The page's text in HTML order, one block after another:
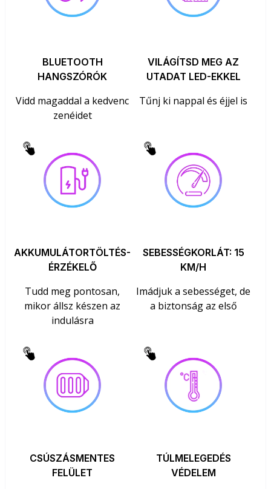
BLUETOOTH
HANGSZÓRÓK
Vidd magaddal a kedvenc
zenéidet
VILÁGÍTSD MEG AZ
UTADAT LED-EKKEL
Tűnj ki nappal és éjjel is
AKKUMULÁTORTÖLTÉS-
ÉRZÉKELŐ
Tudd meg pontosan,
mikor állsz készen az
indulásra
SEBESSÉGKORLÁT: 15
KM/H
Imádjuk a sebességet, de
a biztonság az első
CSÚSZÁSMENTES
FELÜLET
TÚLMELEGEDÉS
VÉDELEM